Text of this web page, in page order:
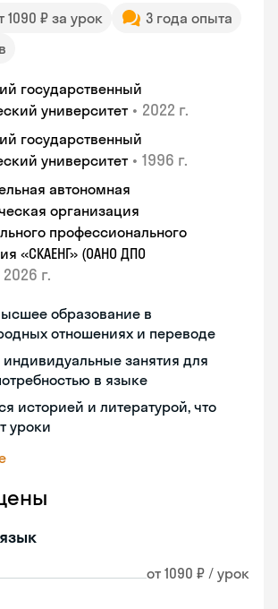
1090 ₽ за урок
3 года опыта
государственный
университет • 2022 г.
государственный
университет • 1996 г.
автономная
организация
профессионального
«СКАЕНГ» (ОАНО ДПО
2026 г.
образование в
отношениях и переводе
занятия для
в языке
историей и литературой, что
уроки
от 1090 ₽ / урок